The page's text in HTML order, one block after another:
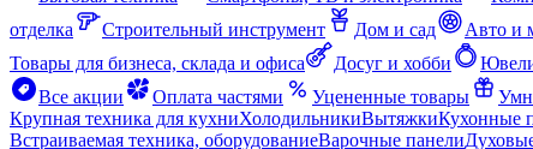
отделка
Строительный инструмент Дом и сад Авто и
Товары для бизнеса, склада и офиса
Досуг и хобби
Все акции
Оплата частями Уцененные товары
Крупная техника для кухниХолодильникиВытяжкиКухонные
Встраиваемая техника, оборудованиеВарочные панели